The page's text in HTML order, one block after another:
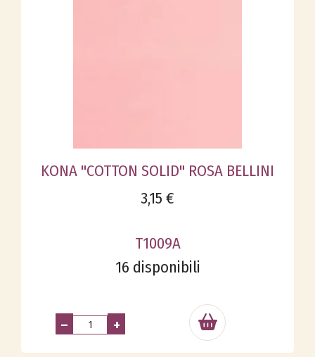
KONA "COTTON SOLID" ROSA BELLINI
3,15 €
T1009A
16 disponibili
– +